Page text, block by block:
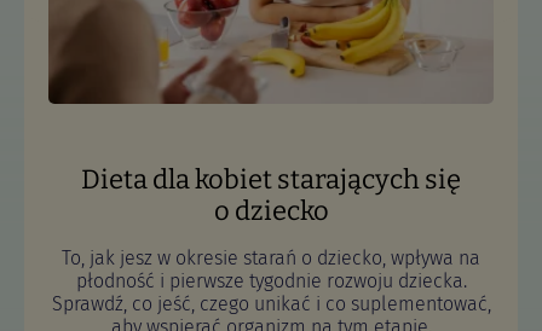
Dieta dla kobiet starających się
o dziecko
To, jak jesz w okresie starań o dziecko, wpływa na
płodność i pierwsze tygodnie rozwoju dziecka.
Sprawdź, co jeść, czego unikać i co suplementować,